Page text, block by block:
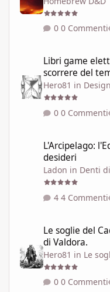
0 Commenti
Libri game
scorrere del
Hero81 in
0 Commenti
L'Arcipelago:
desideri
Ladon in Denti
4 Commenti
Le soglie del
di Valdora.
Hero81 in Le
0 Commenti